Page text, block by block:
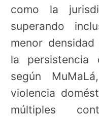
como la
superando
menor
la persistencia
según
violencia
múltiples